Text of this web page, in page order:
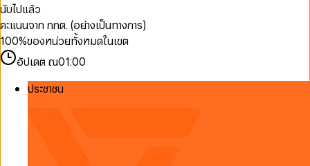
นับไปแล้ว
คะแนนจาก กกต. (อย่างเป็นทางการ)
100%ของหน่วยทั้งหมดในเขต
อัปเดต ณ01:00
ประชาชน